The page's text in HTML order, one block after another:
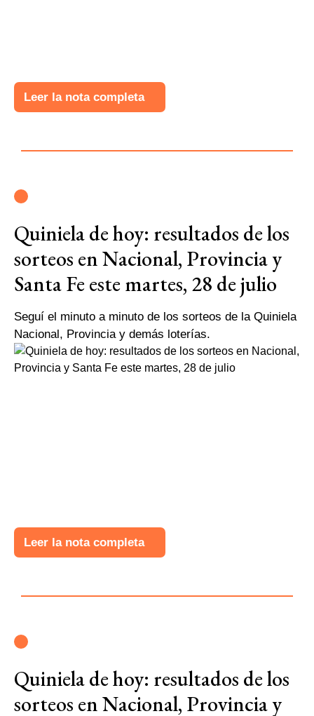
Leer la nota completa
Quiniela de hoy: resultados de los
sorteos en Nacional, Provincia y
Santa Fe este martes, 28 de julio
Seguí el minuto a minuto de los sorteos de la Quiniela
Nacional, Provincia y demás loterías.
Leer la nota completa
Quiniela de hoy: resultados de los
sorteos en Nacional, Provincia y